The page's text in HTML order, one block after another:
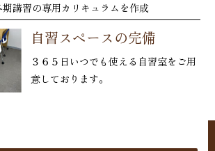
講習の専用カリキュラムを作成
自習スペースの完備
３６５日いつでも使える自習室をご用
意しております。